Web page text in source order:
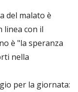
del malato è
linea con il
è "la speranza
nella
per la giornata: